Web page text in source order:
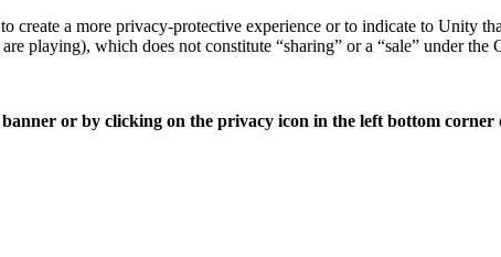
create a more privacy-protective experience or to indicate to Unity
playing), which does not constitute “sharing” or a “sale” under the
or by clicking on the privacy icon in the left bottom corner